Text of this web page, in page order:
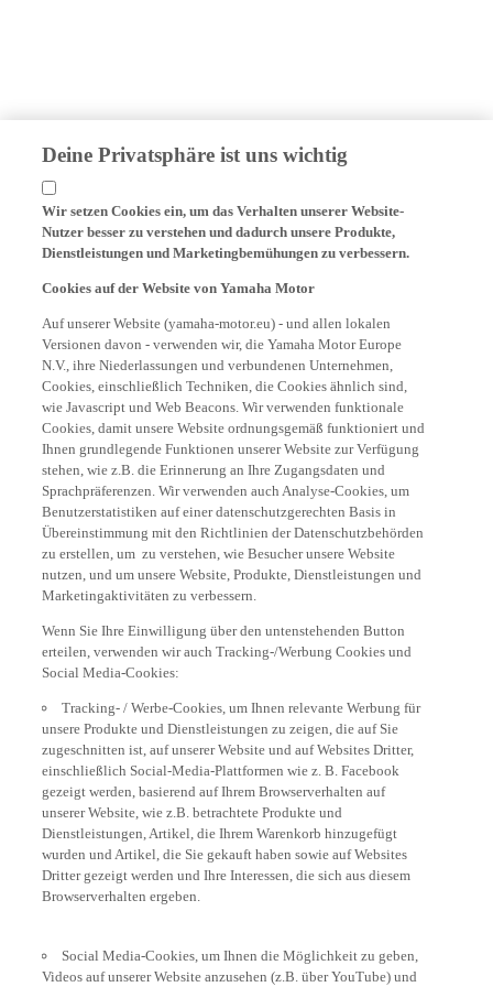
Deine Privatsphäre ist uns wichtig
Wir setzen Cookies ein, um das Verhalten unserer Website-
Nutzer besser zu verstehen und dadurch unsere Produkte,
Dienstleistungen und Marketingbemühungen zu verbessern.
Cookies auf der Website von Yamaha Motor
Auf unserer Website (yamaha-motor.eu) - und allen lokalen
Versionen davon - verwenden wir, die Yamaha Motor Europe
N.V., ihre Niederlassungen und verbundenen Unternehmen,
Cookies, einschließlich Techniken, die Cookies ähnlich sind,
wie Javascript und Web Beacons. Wir verwenden funktionale
Cookies, damit unsere Website ordnungsgemäß funktioniert und
Ihnen grundlegende Funktionen unserer Website zur Verfügung
stehen, wie z.B. die Erinnerung an Ihre Zugangsdaten und
Sprachpräferenzen. Wir verwenden auch Analyse-Cookies, um
Benutzerstatistiken auf einer datenschutzgerechten Basis in
Übereinstimmung mit den Richtlinien der Datenschutzbehörden
zu erstellen, um zu verstehen, wie Besucher unsere Website
nutzen, und um unsere Website, Produkte, Dienstleistungen und
Marketingaktivitäten zu verbessern.
Wenn Sie Ihre Einwilligung über den untenstehenden Button
erteilen, verwenden wir auch Tracking-/Werbung Cookies und
Social Media-Cookies:
Tracking- / Werbe-Cookies, um Ihnen relevante Werbung für
unsere Produkte und Dienstleistungen zu zeigen, die auf Sie
zugeschnitten ist, auf unserer Website und auf Websites Dritter,
einschließlich Social-Media-Plattformen wie z. B. Facebook
gezeigt werden, basierend auf Ihrem Browserverhalten auf
unserer Website, wie z.B. betrachtete Produkte und
Dienstleistungen, Artikel, die Ihrem Warenkorb hinzugefügt
wurden und Artikel, die Sie gekauft haben sowie auf Websites
Dritter gezeigt werden und Ihre Interessen, die sich aus diesem
Browserverhalten ergeben.
Social Media-Cookies, um Ihnen die Möglichkeit zu geben,
Videos auf unserer Website anzusehen (z.B. über YouTube) und